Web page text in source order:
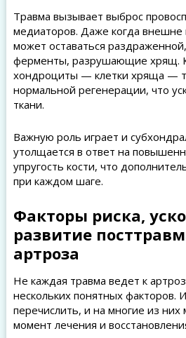
Травма вызывает выброс
медиаторов. Даже когда внешне
может оставаться
ферменты, разрушающие хрящ.
хондроциты — клетки хряща —
нормальной регенерации, что
ткани.
Важную роль играет и
утолщается в ответ на
упругость кости, что
при каждом шаге.
Факторы риска,
развитие
артроза
Не каждая травма ведет к
нескольких понятных факторов.
перечислить, и на многие из них
момент лечения и